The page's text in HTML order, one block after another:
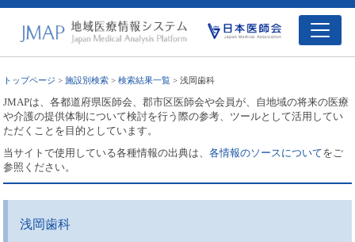
トップページ >施設別検索 >検索結果一覧 > 浅岡歯科
JMAPは、各都道府県医師会、郡市区医師会や会員が、自地域の将来の医療
や介護の提供体制について検討を行う際の参考、ツールとして活用してい
ただくことを目的としています。
当サイトで使用している各種情報の出典は、各情報のソースについてをご
参照ください。
浅岡歯科